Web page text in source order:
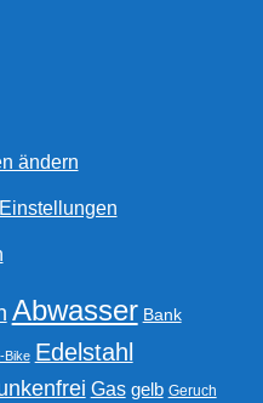
ändern
Abwasser Bank
Bike Edelstahl
Gas gelb Geruch